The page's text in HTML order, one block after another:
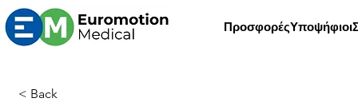
ΠροσφορέςΥποψήφιοι
< Back